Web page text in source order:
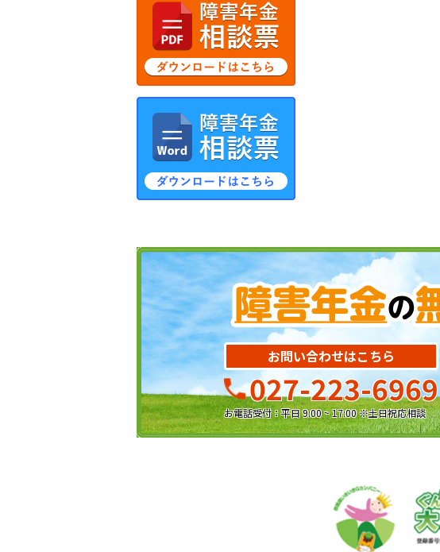
お問い合わせはこちら
027-223-6969
お電話受付：平日 9:00 ~ 17:00 ※土日祝応相談